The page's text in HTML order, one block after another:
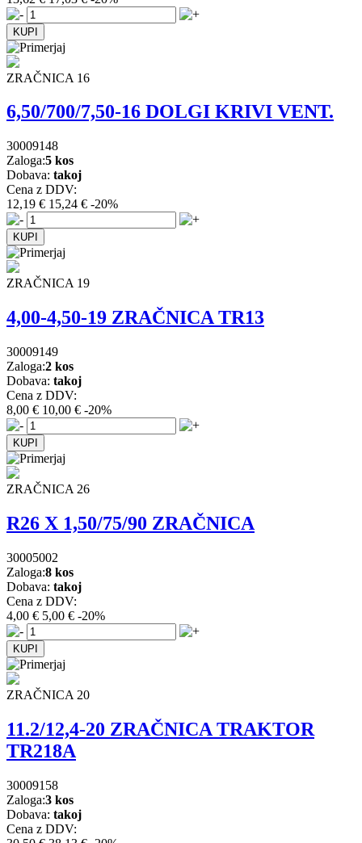
ZRAČNICA 16
6,50/700/7,50-16 DOLGI KRIVI VENT.
30009148
Zaloga:5 kos
Dobava: takoj
Cena z DDV:
12,19 € 15,24 € -20%
ZRAČNICA 19
4,00-4,50-19 ZRAČNICA TR13
30009149
Zaloga:2 kos
Dobava: takoj
Cena z DDV:
8,00 € 10,00 € -20%
ZRAČNICA 26
R26 X 1,50/75/90 ZRAČNICA
30005002
Zaloga:8 kos
Dobava: takoj
Cena z DDV:
4,00 € 5,00 € -20%
ZRAČNICA 20
11.2/12,4-20 ZRAČNICA TRAKTOR
TR218A
30009158
Zaloga:3 kos
Dobava: takoj
Cena z DDV: